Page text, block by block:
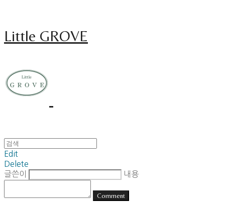
Little GROVE
Edit
Delete
글쓴이
내용
Comment